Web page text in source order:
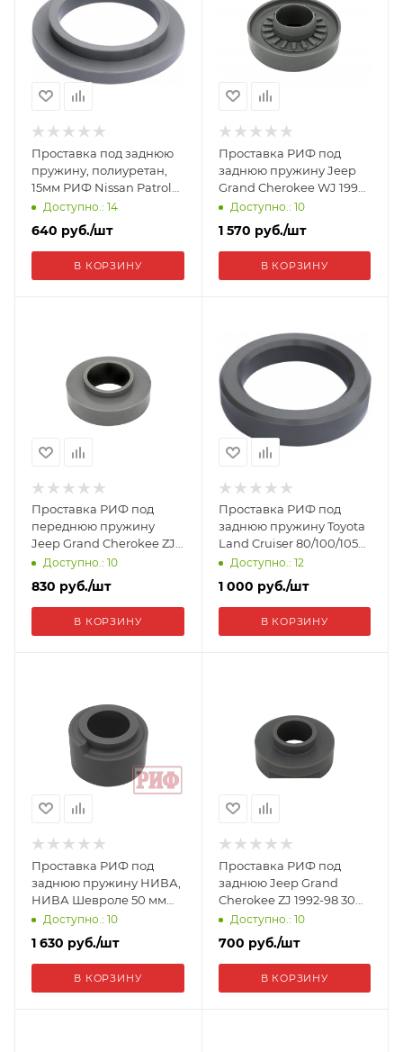
Проставка под заднюю
пружину, полиуретан,
15мм РИФ Nissan Patrol
Y60/61 CS495-15
Доступно.: 14
640 руб./шт
В КОРЗИНУ
Проставка РИФ под
заднюю пружину Jeep
Grand Cherokee WJ 1998-
2004 30 мм полиуретан
Доступно.: 10
1 570 руб./шт
В КОРЗИНУ
Проставка РИФ под
переднюю пружину
Jeep Grand Cherokee ZJ
1992-98 30 мм
полиуретан CS510-30
Доступно.: 10
830 руб./шт
В КОРЗИНУ
Проставка РИФ под
заднюю пружину Toyota
Land Cruiser 80/100/105
30 мм полиуретан
Доступно.: 12
1 000 руб./шт
В КОРЗИНУ
Проставка РИФ под
заднюю пружину НИВА,
НИВА Шевроле 50 мм
полиуретан CS435-50
Доступно.: 10
1 630 руб./шт
В КОРЗИНУ
Проставка РИФ под
заднюю Jeep Grand
Cherokee ZJ 1992-98 30
мм полиуретан CS515-30
Доступно.: 10
700 руб./шт
В КОРЗИНУ